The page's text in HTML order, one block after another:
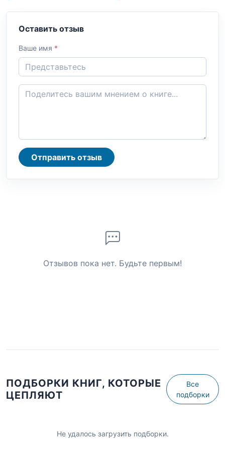
Оставить отзыв
Ваше имя *
Отправить отзыв
Отзывов пока нет. Будьте первым!
ПОДБОРКИ КНИГ, КОТОРЫЕ
ЦЕПЛЯЮТ
Все
подборки
Не удалось загрузить подборки.